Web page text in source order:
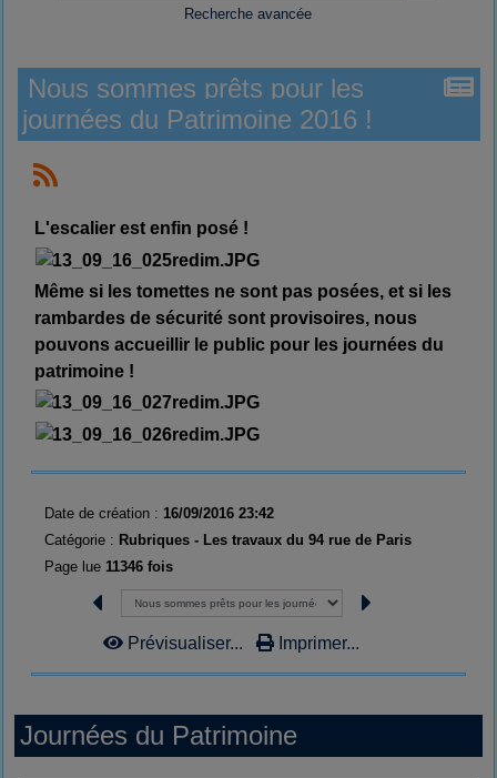
Journées du Patrimoine
Recherche avancée
Nous sommes prêts pour les
journées du Patrimoine 2016 !
L'escalier est enfin posé !
Même si les tomettes ne sont pas posées, et si les
rambardes de sécurité sont provisoires, nous
pouvons accueillir le public pour les journées du
patrimoine !
Date de création :16/09/2016 23:42
Catégorie : Rubriques - Les travaux du 94 rue de Paris
Page lue11346 fois
Prévisualiser... Imprimer...